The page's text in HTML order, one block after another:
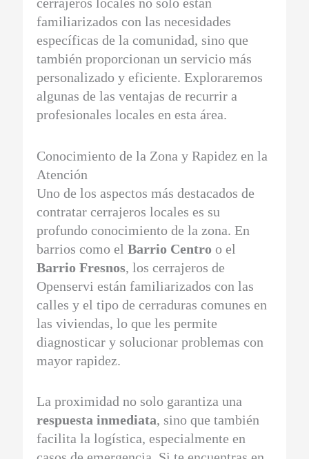
familiarizados con las necesidades
específicas de la comunidad, sino que
también proporcionan un servicio más
personalizado y eficiente. Exploraremos
algunas de las ventajas de recurrir a
profesionales locales en esta área.
Conocimiento de la Zona y Rapidez en la
Atención
Uno de los aspectos más destacados de
contratar cerrajeros locales es su
profundo conocimiento de la zona. En
barrios como elBarrio Centro o el
Barrio Fresnos, los cerrajeros de
Openservi están familiarizados con las
calles y el tipo de cerraduras comunes en
las viviendas, lo que les permite
diagnosticar y solucionar problemas con
mayor rapidez.
La proximidad no solo garantiza una
respuesta inmediata, sino que también
facilita la logística, especialmente en